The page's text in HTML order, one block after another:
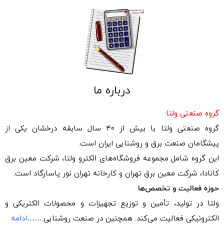
درباره ما
گروه صنعتی ولتا:
گروه صنعتی ولتا با بیش از ۴۰ سال سابقه درخشان یکی از
پیشگامان صنعت برق و روشنایی ایران است.
این گروه شامل مجموعه فروشگاه‌های الکترو ولتا، شرکت معین برق
کانادا، شرکت معین برق تهران و کارخانه تهران نور پاسارگاد است.
حوزه فعالیت و تخصص‌ها
ولتا در تولید، تأمین و توزیع تجهیزات و محصولات الکتریکی و
الکترونیکی فعالیت می‌کند. همچنین در صنعت روشنایی.……ادامه